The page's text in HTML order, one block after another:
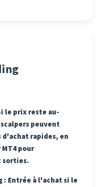
le prix reste au-
scalpers peuvent
rapides, en
pour
sorties.
: Entrée à l'achat si le